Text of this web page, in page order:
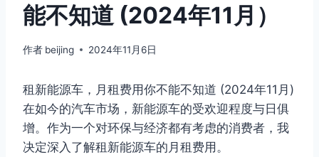
能不知道 (2024年11月）
作者 beijing 2024年11月6日
租新能源车，月租费用你不能不知道 (2024年11月)
在如今的汽车市场，新能源车的受欢迎程度与日俱
增。作为一个对环保与经济都有考虑的消费者，我
决定深入了解租新能源车的月租费用。